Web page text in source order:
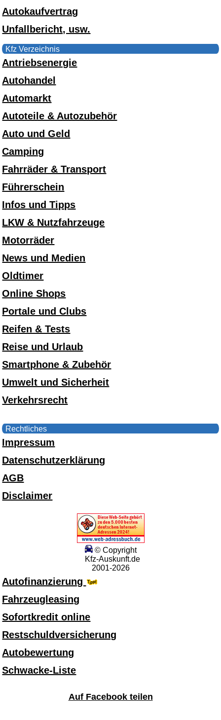
Autokaufvertrag
Unfallbericht, usw.
Kfz Verzeichnis
Antriebsenergie
Autohandel
Automarkt
Autoteile & Autozubehör
Auto und Geld
Camping
Fahrräder & Transport
Führerschein
Infos und Tipps
LKW & Nutzfahrzeuge
Motorräder
News und Medien
Oldtimer
Online Shops
Portale und Clubs
Reifen & Tests
Reise und Urlaub
Smartphone & Zubehör
Umwelt und Sicherheit
Verkehrsrecht
Rechtliches
Impressum
Datenschutzerklärung
AGB
Disclaimer
© Copyright
Kfz-Auskunft.de
2001-2026
Autofinanzierung
Fahrzeugleasing
Sofortkredit online
Restschuldversicherung
Autobewertung
Schwacke-Liste
Auf Facebook teilen